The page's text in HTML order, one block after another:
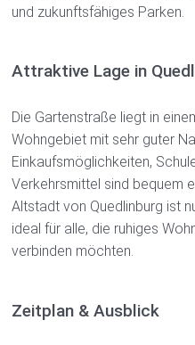
und zukunftsfähiges Parken.
Attraktive Lage in
Die Gartenstraße liegt in
Wohngebiet mit sehr guter
Einkaufsmöglichkeiten,
Verkehrsmittel sind bequem
Altstadt von Quedlinburg ist
ideal für alle, die ruhiges
verbinden möchten.
Zeitplan & Ausblick